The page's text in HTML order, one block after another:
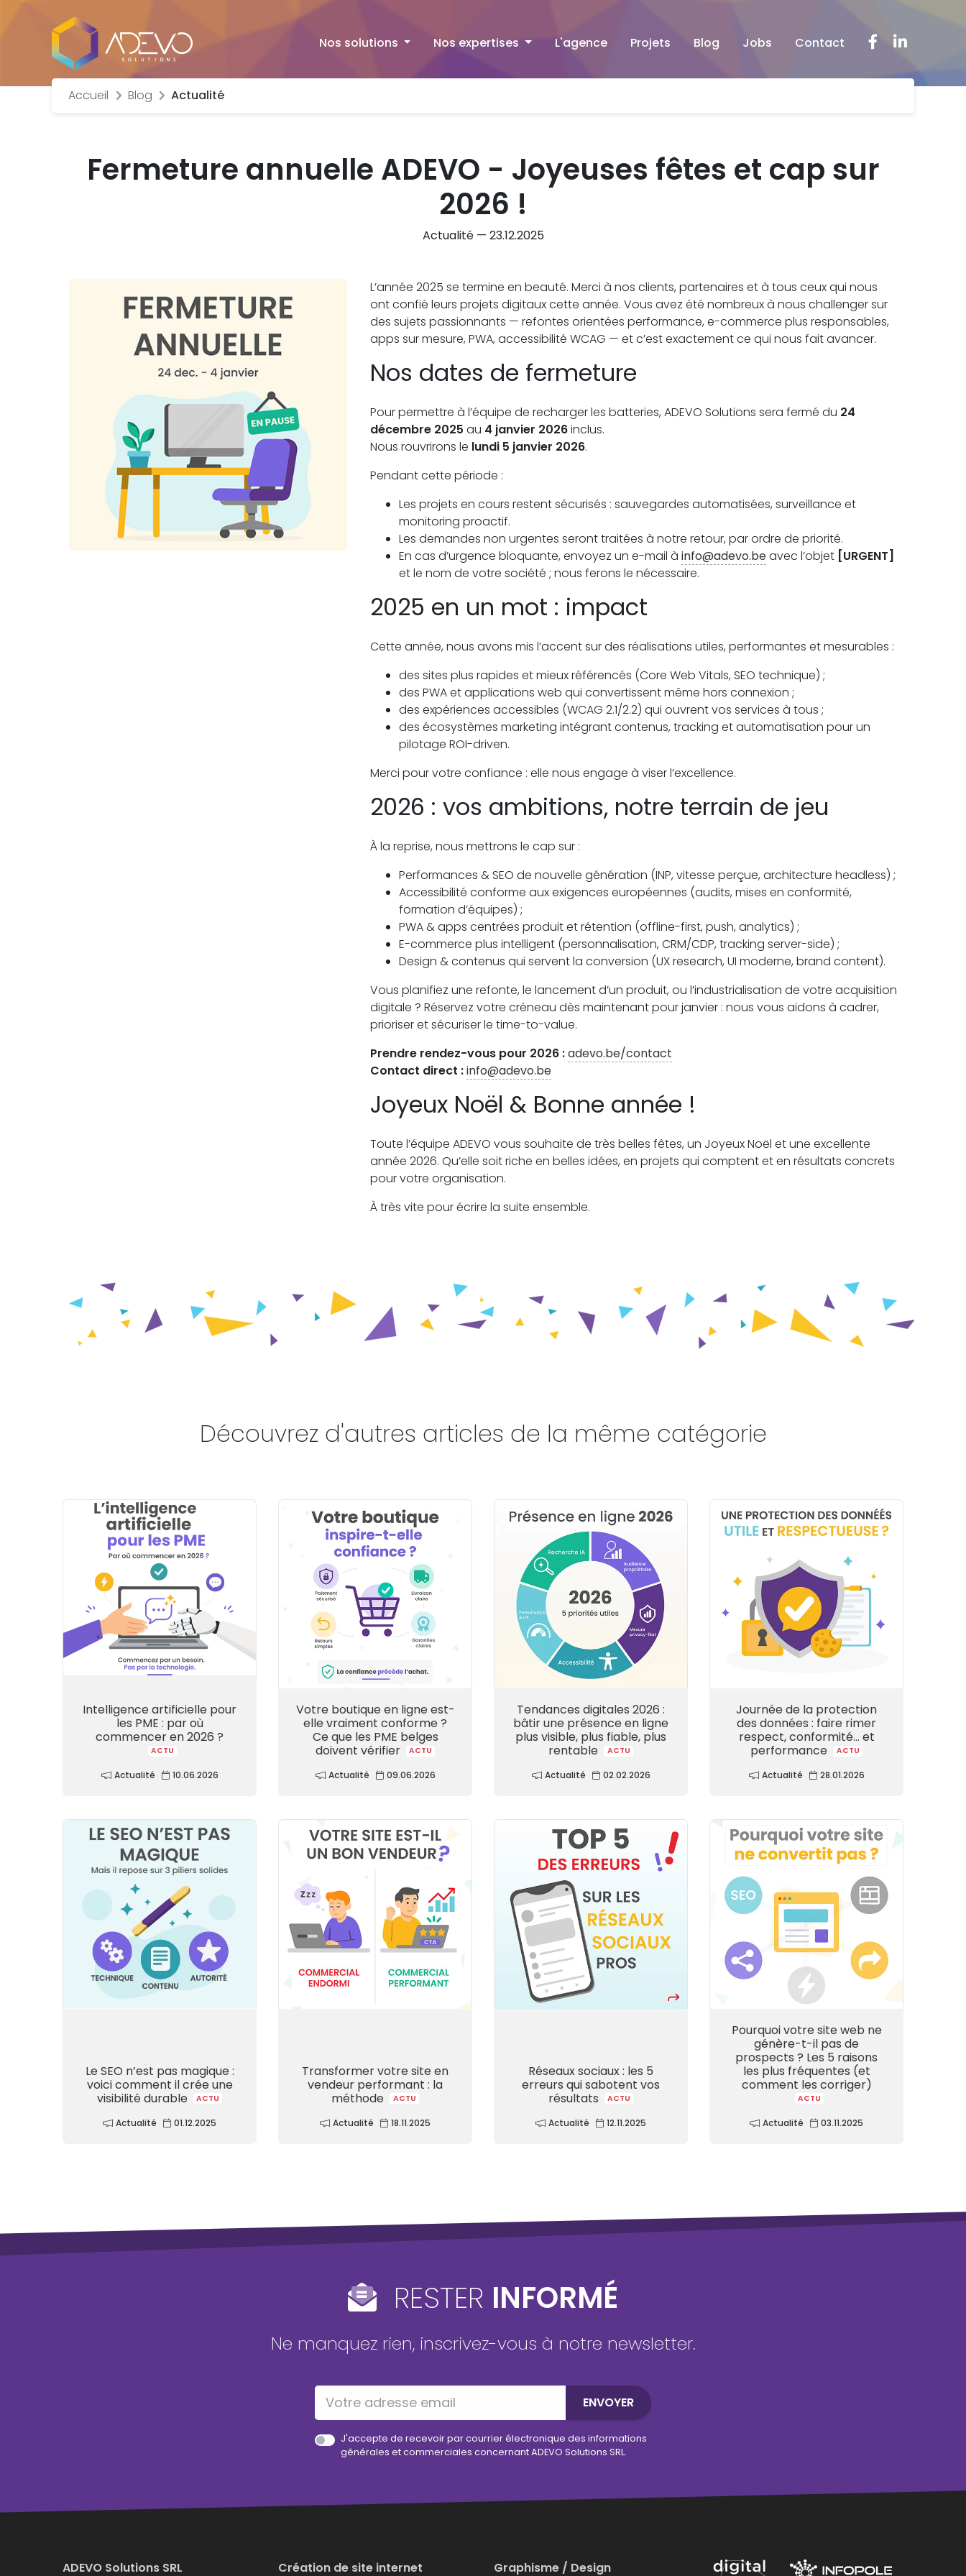
Nos solutions Nos expertises L'agence Projets Blog Jobs Contact FacebookLinkedIn
Accueil Blog Actualité
Fermeture annuelle ADEVO - Joyeuses fêtes et cap sur
2026 !
Actualité — 23.12.2025
L’année 2025 se termine en beauté. Merci à nos clients, partenaires et à tous ceux qui nous
ont confié leurs projets digitaux cette année. Vous avez été nombreux à nous challenger sur
des sujets passionnants — refontes orientées performance, e-commerce plus responsables,
apps sur mesure, PWA, accessibilité WCAG — et c’est exactement ce qui nous fait avancer.
Nos dates de fermeture
Pour permettre à l’équipe de recharger les batteries, ADEVO Solutions sera fermé du 24
décembre 2025 au 4 janvier 2026inclus.
Nous rouvrirons le lundi 5 janvier 2026.
Pendant cette période :
Les projets en cours restent sécurisés : sauvegardes automatisées, surveillance et
monitoring proactif.
Les demandes non urgentes seront traitées à notre retour, par ordre de priorité.
En cas d’urgence bloquante, envoyez un e-mail à info@adevo.beavec l’objet [URGENT]
et le nom de votre société ; nous ferons le nécessaire.
2025 en un mot : impact
Cette année, nous avons mis l’accent sur des réalisations utiles, performantes et mesurables :
des sites plus rapides et mieux référencés (Core Web Vitals, SEO technique) ;
des PWA et applications web qui convertissent même hors connexion ;
des expériences accessibles (WCAG 2.1/2.2) qui ouvrent vos services à tous ;
des écosystèmes marketing intégrant contenus, tracking et automatisation pour un
pilotage ROI-driven.
Merci pour votre confiance : elle nous engage à viser l’excellence.
2026 : vos ambitions, notre terrain de jeu
À la reprise, nous mettrons le cap sur :
Performances & SEO de nouvelle génération (INP, vitesse perçue, architecture headless) ;
Accessibilité conforme aux exigences européennes (audits, mises en conformité,
formation d’équipes) ;
PWA & apps centrées produit et rétention (offline-first, push, analytics) ;
E-commerce plus intelligent (personnalisation, CRM/CDP, tracking server-side) ;
Design & contenus qui servent la conversion (UX research, UI moderne, brand content).
Vous planifiez une refonte, le lancement d’un produit, ou l’industrialisation de votre acquisition
digitale ? Réservez votre créneau dès maintenant pour janvier : nous vous aidons à cadrer,
prioriser et sécuriser le time-to-value.
Prendre rendez-vous pour 2026 :adevo.be/contact
Contact direct :info@adevo.be
Joyeux Noël & Bonne année !
Toute l’équipe ADEVO vous souhaite de très belles fêtes, un Joyeux Noël et une excellente
année 2026. Qu’elle soit riche en belles idées, en projets qui comptent et en résultats concrets
pour votre organisation.
À très vite pour écrire la suite ensemble.
Découvrez d'autres articles de la même catégorie
Intelligence artificielle pour
les PME : par où
commencer en 2026 ?
ACTU
Actualité 10.06.2026
Votre boutique en ligne est-
elle vraiment conforme ?
Ce que les PME belges
doivent vérifier
ACTU
Actualité 09.06.2026
Tendances digitales 2026 :
bâtir une présence en ligne
plus visible, plus fiable, plus
rentable
ACTU
Actualité 02.02.2026
Journée de la protection
des données : faire rimer
respect, conformité… et
performance
ACTU
Actualité 28.01.2026
Le SEO n’est pas magique :
voici comment il crée une
visibilité durable
ACTU
Actualité 01.12.2025
Transformer votre site en
vendeur performant : la
méthode
ACTU
Actualité 18.11.2025
Réseaux sociaux : les 5
erreurs qui sabotent vos
résultats
ACTU
Actualité 12.11.2025
Pourquoi votre site web ne
génère-t-il pas de
prospects ? Les 5 raisons
les plus fréquentes (et
comment les corriger)
ACTU
Actualité 03.11.2025
RESTER INFORMÉ
Ne manquez rien, inscrivez-vous à notre newsletter.
Votre adresse email ENVOYER
J'accepte de recevoir par courrier électronique des informations
générales et commerciales concernant ADEVO Solutions SRL.
ADEVO Solutions SRL Création de site internet Graphisme / Design